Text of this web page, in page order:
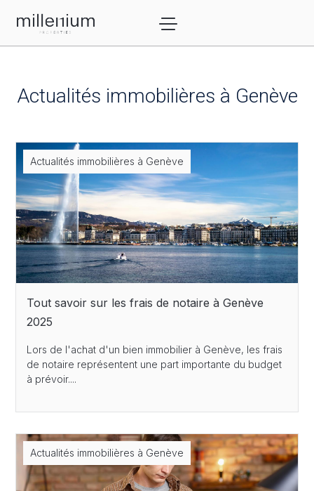
Actualités immobilières à Genève
Actualités immobilières à Genève
Tout savoir sur les frais de notaire à Genève
2025
Lors de l'achat d'un bien immobilier à Genève, les frais
de notaire représentent une part importante du budget
à prévoir....
Actualités immobilières à Genève